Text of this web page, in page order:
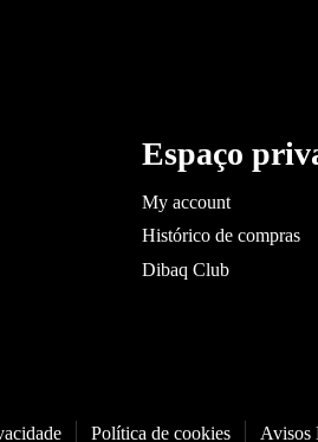
Espaço
My account
Histórico de compras
Dibaq Club
Política de cookies Avisos